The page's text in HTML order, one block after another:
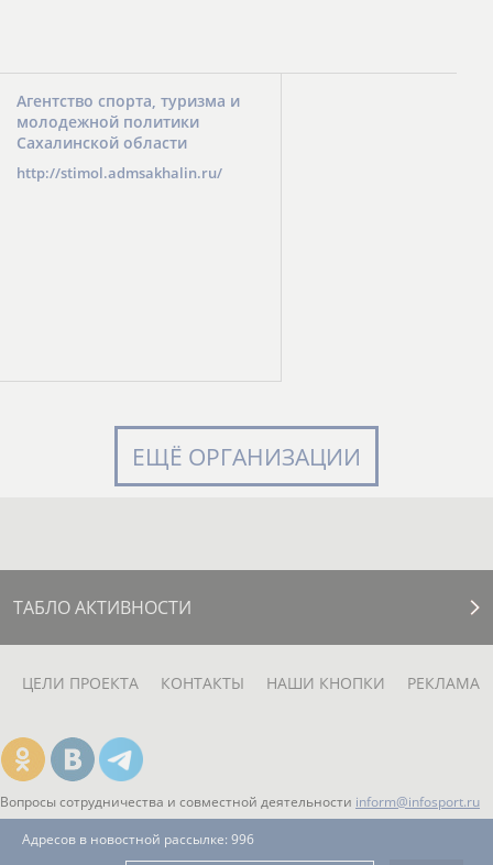
Агентство спорта, туризма и
молодежной политики
Сахалинской области
http://stimol.admsakhalin.ru/
ЕЩЁ ОРГАНИЗАЦИИ
ТАБЛО АКТИВНОСТИ
ЦЕЛИ ПРОЕКТА КОНТАКТЫ НАШИ КНОПКИ РЕКЛАМА
Вопросы сотрудничества и совместной деятельности inform@infosport.ru
Адресов в новостной рассылке: 996